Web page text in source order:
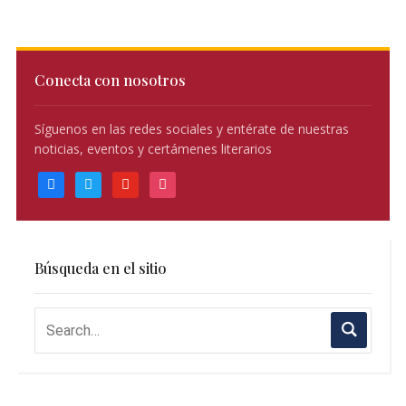
Conecta con nosotros
Síguenos en las redes sociales y entérate de nuestras
noticias, eventos y certámenes literarios
facebooktwitter youtube instagram
Búsqueda en el sitio